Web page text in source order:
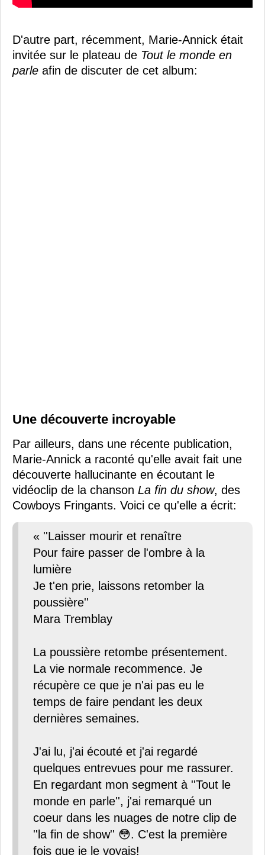
D'autre part, récemment, Marie-Annick était
invitée sur le plateau de Tout le monde en
parle afin de discuter de cet album:
Une découverte incroyable
Par ailleurs, dans une récente publication,
Marie-Annick a raconté qu'elle avait fait une
découverte hallucinante en écoutant le
vidéoclip de la chanson La fin du show, des
Cowboys Fringants. Voici ce qu'elle a écrit:
« ''Laisser mourir et renaître
Pour faire passer de l'ombre à la
lumière
Je t'en prie, laissons retomber la
poussière''
Mara Tremblay
La poussière retombe présentement.
La vie normale recommence. Je
récupère ce que je n'ai pas eu le
temps de faire pendant les deux
dernières semaines.
J'ai lu, j'ai écouté et j'ai regardé
quelques entrevues pour me rassurer.
En regardant mon segment à ''Tout le
monde en parle'', j'ai remarqué un
coeur dans les nuages de notre clip de
''la fin de show'' 😳. C'est la première
fois que je le voyais!